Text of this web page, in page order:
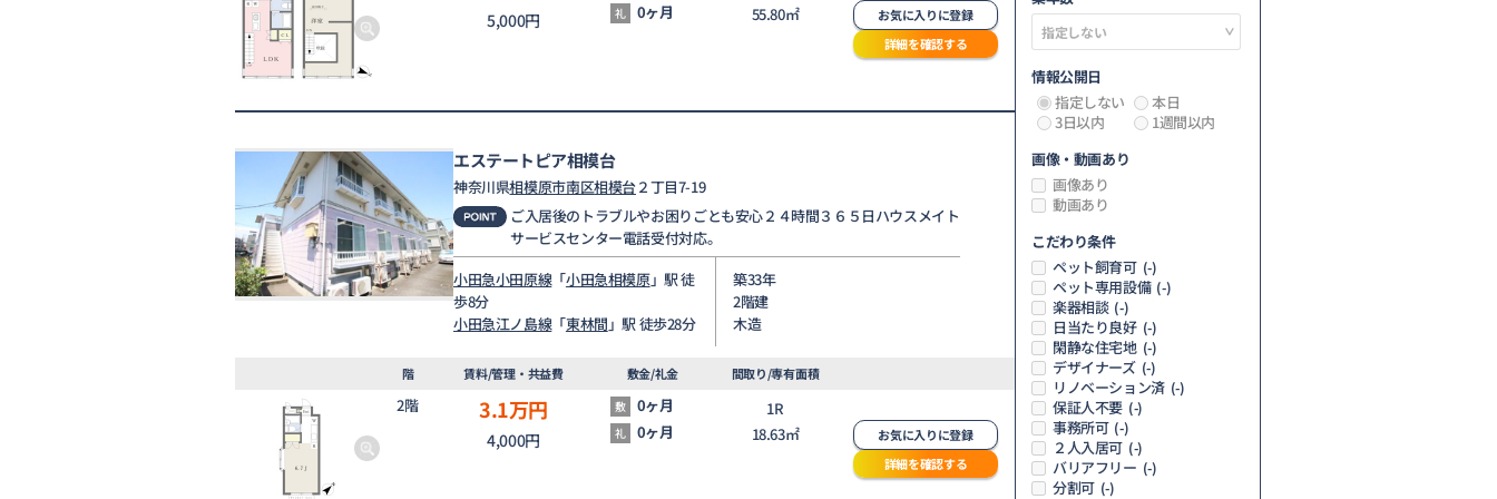
5,000円 礼 0ヶ月 55.80㎡
お気に入りに登録
詳細を確認する
エステートピア相模台
神奈川県相模原市南区相模台２丁目7-19
ご入居後のトラブルやお困りごとも安心２４時間３６５日ハウスメイト
サービスセンター電話受付対応。
小田急小田原線「小田急相模原」駅 徒
歩8分
小田急江ノ島線「東林間 」駅 徒歩28分
築33年
2階建
木造
階 賃料/管理・共益費 敷金/礼金 間取り/専有面積
2階 3.1万円
4,000円
敷 0ヶ月
礼 0ヶ月
1R
18.63㎡
お気に入りに登録
詳細を確認する
情報公開日
指定しない
本日
3日以内
1週間以内
画像・動画あり
画像あり
動画あり
こだわり条件
ペット飼育可 (-)
ペット専用設備 (-)
楽器相談 (-)
日当たり良好 (-)
閑静な住宅地 (-)
デザイナーズ (-)
リノベーション済 (-)
保証人不要 (-)
事務所可 (-)
２人入居可 (-)
バリアフリー (-)
分割可 (-)